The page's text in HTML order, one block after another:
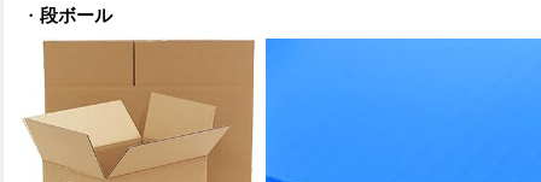
・ 段ボール